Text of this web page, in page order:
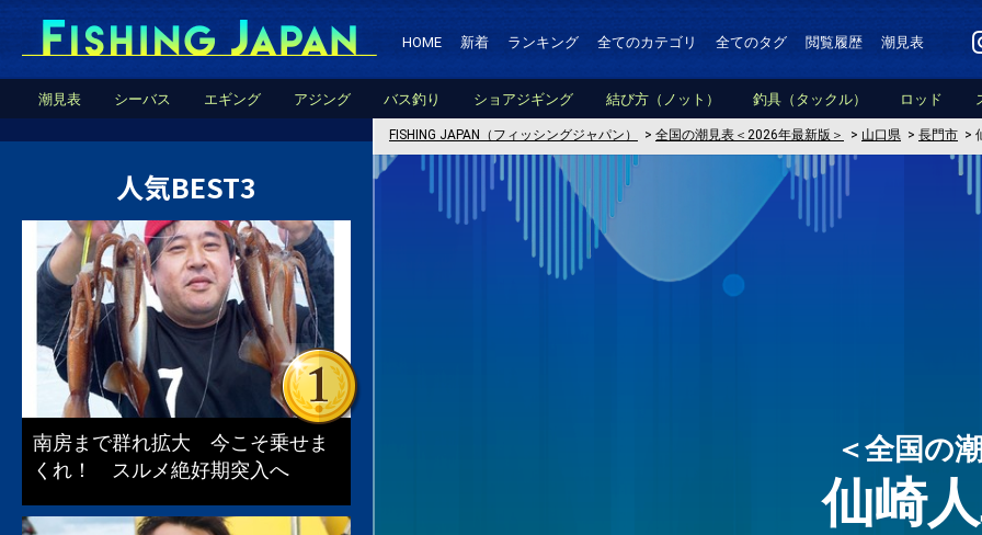
HOME 新着 ランキング 全てのカテゴリ 全てのタグ 閲覧履歴 潮見表
潮見表 シーバス エギング アジング バス釣り ショアジギング 結び方（ノット） 釣具（タックル） ロッド
FISHING JAPAN（フィッシングジャパン） > 全国の潮見表＜2026年最新版＞ > 山口県 > 長門市 >
＜全国の
仙崎
人気BEST3
南房まで群れ拡大 今こそ乗せま
くれ！ スルメ絶好期突入へ